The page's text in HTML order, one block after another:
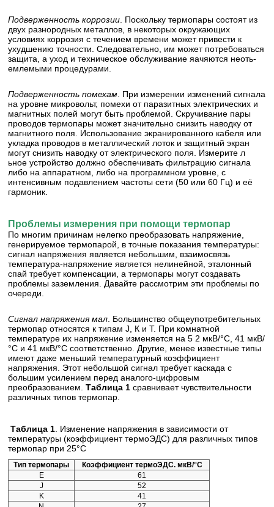
Подверженность коррозии . Поскольку термопары состоят из
двух разнородных металлов, в некоторых окружающих
условиях коррозия с течением времени может привести к
ухудшению точности. Следовательно, им может потребоваться
защита, а уход и техническое обслуживание яачяются неоть-
емлемыми процедурами.
Подверженность помехам . При измерении изменений сигнала
на уровне микровольт, помехи от паразитных электрических и
магнитных полей могут быть проблемой. Скручивание пары
проводов термопары может значительно снизить наводку от
магнитного поля. Использование экранированного кабеля или
укладка проводов в металлический лоток и защитный экран
могут снизить наводку от электрического поля. Измерите л
ьное устройство должно обеспечивать фильтрацию сигнала
либо на аппаратном, либо на программном уровне, с
интенсивным подавлением частоты сети (50 или 60 Гц) и её
гармоник.
Проблемы измерения при помощи термопар
По многим причинам нелегко преобразовать напряжение,
генерируемое термопарой, в точные показания температуры:
сигнал напряжения является небольшим, взаимосвязь
температура-напряжение является нелинейной, эталонный
спай требует компенсации, а термопары могут создавать
проблемы заземления. Давайте рассмотрим эти проблемы по
очереди.
Сигнал напряжения мал . Большинство общеупотребительных
термопар относятся к типам J, К и Т. При комнатной
температуре их напряжение изменяется на 5 2 мкВ/°С, 41 мкВ/
°С и 41 мкВ/°С соответственно. Другие, менее известные типы
имеют даже меньший температурный коэффициент
напряжения. Этот небольшой сигнал требует каскада с
большим усилением перед аналого-цифровым
преобразованием.Таблица 1 сравнивает чувствительности
различных типов термопар.
Таблица 1 . Изменение напряжения в зависимости от
температуры (коэффициент термоЭДС) для различных типов
термопар при 25°С
Тип термопары
Коэффициент термоЭДС. мкВ/°С
E
61
J
52
K
41